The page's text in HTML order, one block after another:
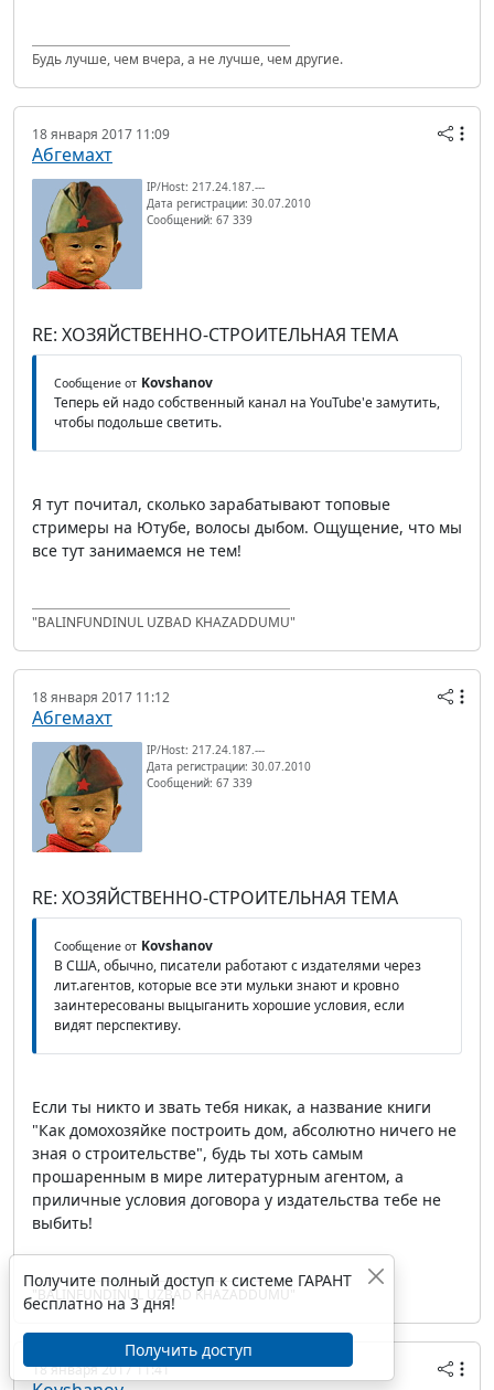
Будь лучше, чем вчера, а не лучше, чем другие.
18 января 2017 11:09
Абгемахт
IP/Host: 217.24.187.---
Дата регистрации: 30.07.2010
Сообщений: 67 339
RE: ХОЗЯЙСТВЕННО-СТРОИТЕЛЬНАЯ ТЕМА
Сообщение от Kovshanov
Теперь ей надо собственный канал на YouTube'е замутить,
чтобы подольше светить.
Я тут почитал, сколько зарабатывают топовые
стримеры на Ютубе, волосы дыбом. Ощущение, что мы
все тут занимаемся не тем!
"BALINFUNDINUL UZBAD KHAZADDUMU"
18 января 2017 11:12
Абгемахт
IP/Host: 217.24.187.---
Дата регистрации: 30.07.2010
Сообщений: 67 339
RE: ХОЗЯЙСТВЕННО-СТРОИТЕЛЬНАЯ ТЕМА
Сообщение от Kovshanov
В США, обычно, писатели работают с издателями через
лит.агентов, которые все эти мульки знают и кровно
заинтересованы выцыганить хорошие условия, если
видят перспективу.
Если ты никто и звать тебя никак, а название книги
"Как домохозяйке построить дом, абсолютно ничего не
зная о строительстве", будь ты хоть самым
прошаренным в мире литературным агентом, а
приличные условия договора у издательства тебе не
выбить!
"BALINFUNDINUL UZBAD KHAZADDUMU"
18 января 2017 11:41
Получите полный доступ к системе ГАРАНТ
бесплатно на 3 дня!
Получить доступ